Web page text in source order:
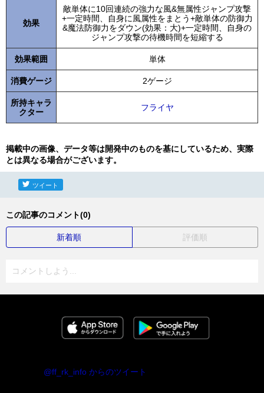
効果
敵単体に10回連続の強力な風&無属性ジャンプ攻撃
+一定時間、自身に風属性をまとう+敵単体の防御力
&魔法防御力をダウン(効果：大)+一定時間、自身の
ジャンプ攻撃の待機時間を短縮する
効果範囲 単体
消費ゲージ 2ゲージ
所持キャラ
クター
フライヤ
掲載中の画像、データ等は開発中のものを基にしているため、実際
とは異なる場合がございます。
ツイート
この記事のコメント(0)
新着順 評価順
コメントしよう...
@ff_rk_info からのツイート